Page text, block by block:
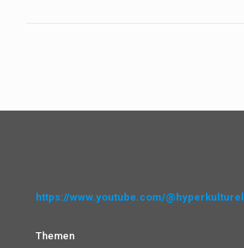
https://www.youtube.com/@hyperkulturell
Themen